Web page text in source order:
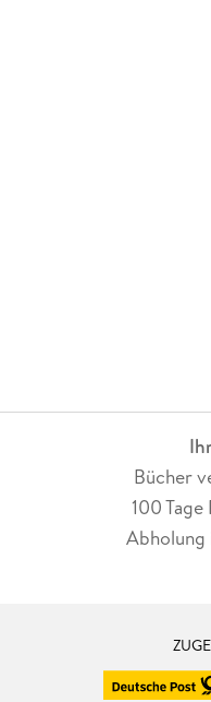
Bücher
100
Abholung